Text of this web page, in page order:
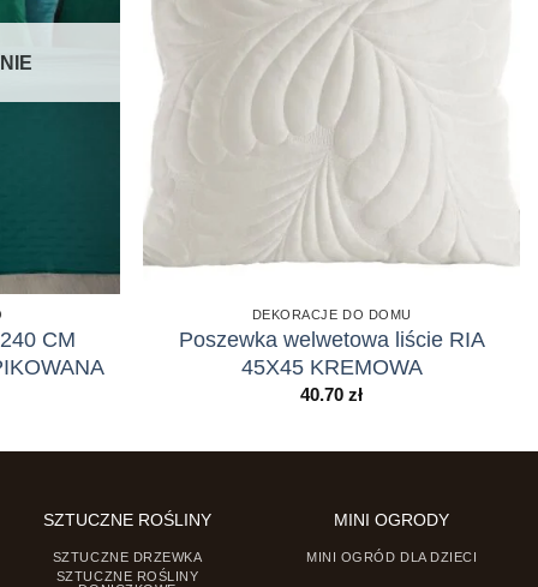
CM
DEKORACJE DO DOMU
Poszewka welwetowa liście RIA
45X45 KREMOWA
40.70zł
SZTUCZNE ROŚLINY
SZTUCZNE DRZEWKA
SZTUCZNE ROŚLINY
MINI OGRODY
MINI OGRÓD DLA DZIECI